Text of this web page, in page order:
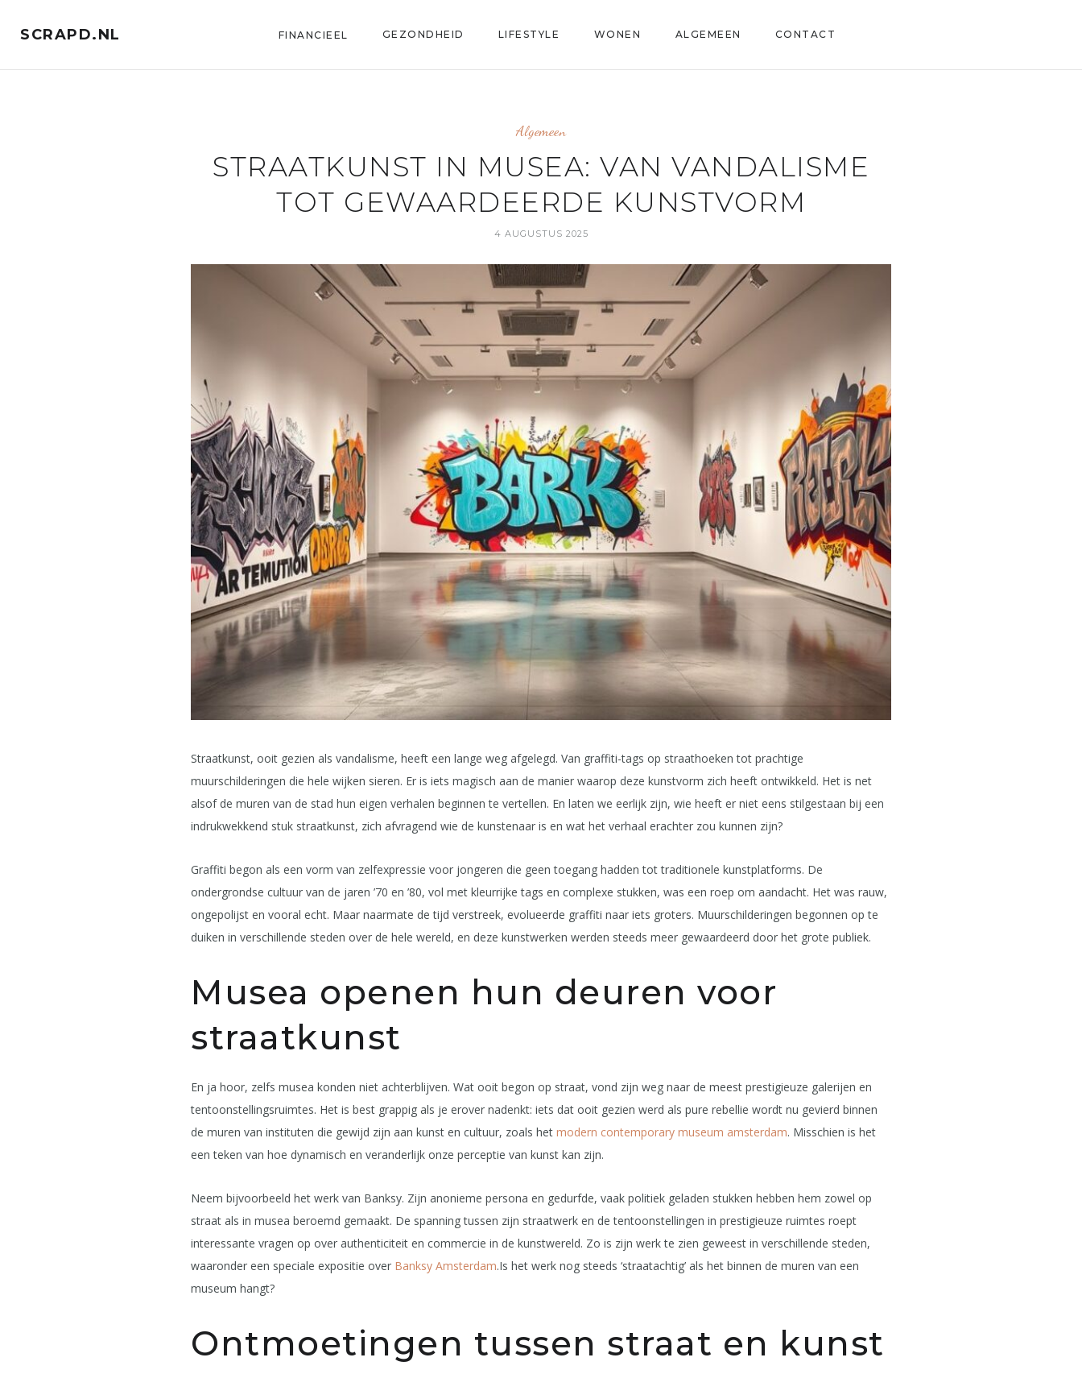
SCRAPD.NL FINANCIEEL GEZONDHEID LIFESTYLE WONEN ALGEMEEN CONTACT
Algemeen
STRAATKUNST IN MUSEA: VAN VANDALISME
TOT GEWAARDEERDE KUNSTVORM
4 AUGUSTUS 2025
Straatkunst, ooit gezien als vandalisme, heeft een lange weg afgelegd. Van graffiti-tags op straathoeken tot prachtige
muurschilderingen die hele wijken sieren. Er is iets magisch aan de manier waarop deze kunstvorm zich heeft ontwikkeld. Het is net
alsof de muren van de stad hun eigen verhalen beginnen te vertellen. En laten we eerlijk zijn, wie heeft er niet eens stilgestaan bij een
indrukwekkend stuk straatkunst, zich afvragend wie de kunstenaar is en wat het verhaal erachter zou kunnen zijn?
Graffiti begon als een vorm van zelfexpressie voor jongeren die geen toegang hadden tot traditionele kunstplatforms. De
ondergrondse cultuur van de jaren ’70 en ’80, vol met kleurrijke tags en complexe stukken, was een roep om aandacht. Het was rauw,
ongepolijst en vooral echt. Maar naarmate de tijd verstreek, evolueerde graffiti naar iets groters. Muurschilderingen begonnen op te
duiken in verschillende steden over de hele wereld, en deze kunstwerken werden steeds meer gewaardeerd door het grote publiek.
Musea openen hun deuren voor
straatkunst
En ja hoor, zelfs musea konden niet achterblijven. Wat ooit begon op straat, vond zijn weg naar de meest prestigieuze galerijen en
tentoonstellingsruimtes. Het is best grappig als je erover nadenkt: iets dat ooit gezien werd als pure rebellie wordt nu gevierd binnen
de muren van instituten die gewijd zijn aan kunst en cultuur, zoals het modern contemporary museum amsterdam. Misschien is het
een teken van hoe dynamisch en veranderlijk onze perceptie van kunst kan zijn.
Neem bijvoorbeeld het werk van Banksy. Zijn anonieme persona en gedurfde, vaak politiek geladen stukken hebben hem zowel op
straat als in musea beroemd gemaakt. De spanning tussen zijn straatwerk en de tentoonstellingen in prestigieuze ruimtes roept
interessante vragen op over authenticiteit en commercie in de kunstwereld. Zo is zijn werk te zien geweest in verschillende steden,
waaronder een speciale expositie over Banksy Amsterdam.Is het werk nog steeds ‘straatachtig’ als het binnen de muren van een
museum hangt?
Ontmoetingen tussen straat en kunst